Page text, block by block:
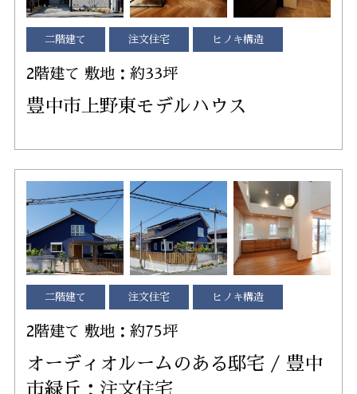
二階建て 注文住宅 ヒノキ構造
2階建て 敷地：約33坪
豊中市上野東モデルハウス
二階建て 注文住宅 ヒノキ構造
2階建て 敷地：約75坪
オーディオルームのある邸宅 / 豊中
市緑丘：注文住宅